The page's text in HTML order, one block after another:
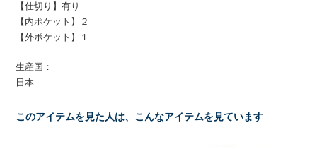
【仕切り】有り
【内ポケット】２
【外ポケット】１
生産国：
日本
このアイテムを見た人は、こんなアイテムを見ています